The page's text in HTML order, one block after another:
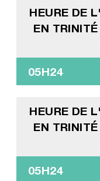
HEURE DE
EN
05H24
HEURE DE
EN
05H24